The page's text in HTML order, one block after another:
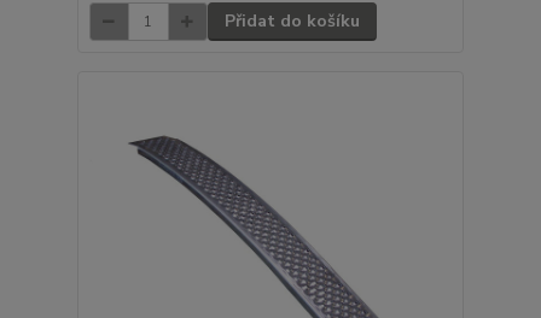
Přidat do košíku